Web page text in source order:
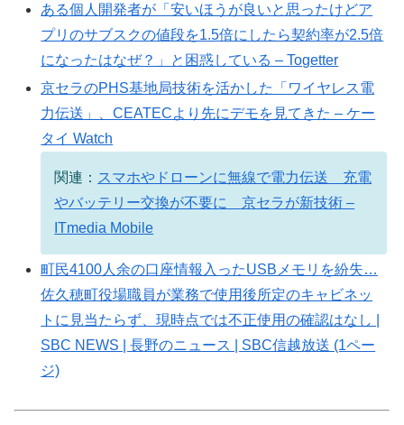
ある個人開発者が「安いほうが良いと思ったけどア
プリのサブスクの値段を1.5倍にしたら契約率が2.5倍
になったはなぜ？」と困惑している – Togetter
京セラのPHS基地局技術を活かした「ワイヤレス電
力伝送」、CEATECより先にデモを見てきた – ケー
タイ Watch
関連： スマホやドローンに無線で電力伝送 充電
やバッテリー交換が不要に 京セラが新技術 –
ITmedia Mobile
町民4100人余の口座情報入ったUSBメモリを紛失…
佐久穂町役場職員が業務で使用後所定のキャビネッ
トに見当たらず、現時点では不正使用の確認はなし |
SBC NEWS | 長野のニュース | SBC信越放送 (1ペー
ジ)